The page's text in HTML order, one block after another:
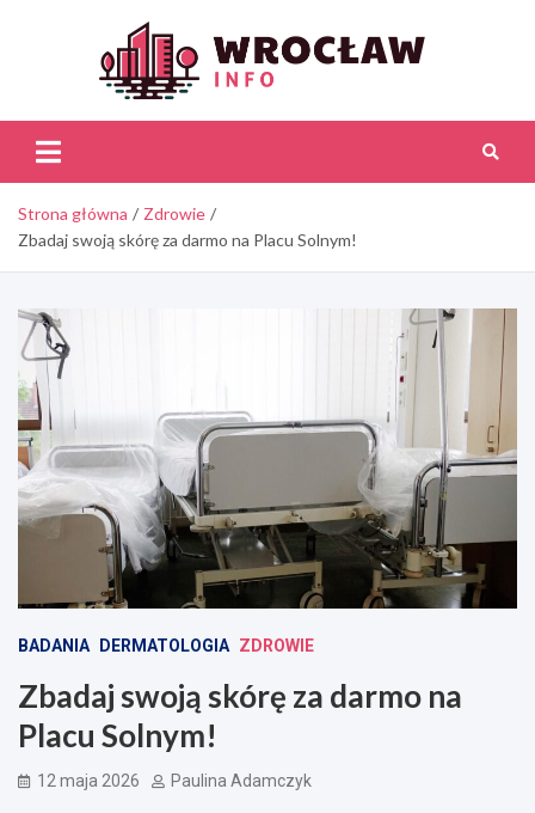
Strona główna
Zdrowie
Zbadaj swoją skórę za darmo na Placu Solnym!
BADANIA DERMATOLOGIA ZDROWIE
Zbadaj swoją skórę za darmo na
Placu Solnym!
12 maja 2026 Paulina Adamczyk